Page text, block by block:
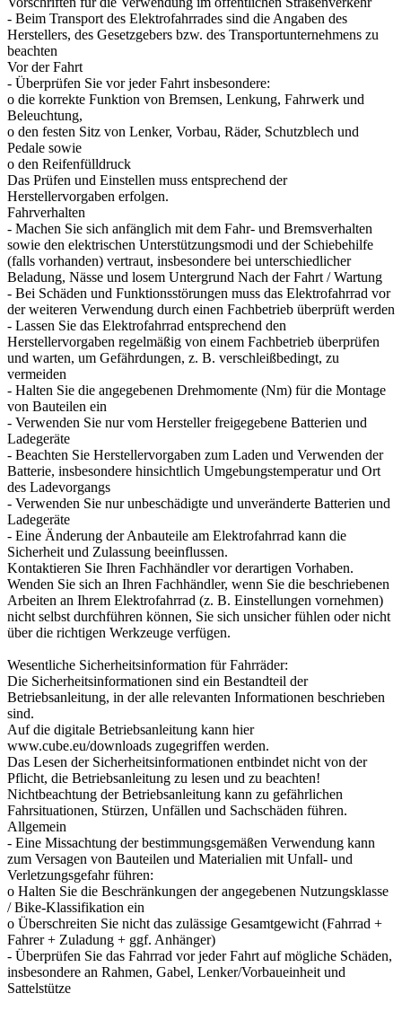
- Beim Transport des Elektrofahrrades sind die Angaben des
Herstellers, des Gesetzgebers bzw. des Transportunternehmens zu
beachten
Vor der Fahrt
- Überprüfen Sie vor jeder Fahrt insbesondere:
o die korrekte Funktion von Bremsen, Lenkung, Fahrwerk und
Beleuchtung,
o den festen Sitz von Lenker, Vorbau, Räder, Schutzblech und
Pedale sowie
o den Reifenfülldruck
Das Prüfen und Einstellen muss entsprechend der
Herstellervorgaben erfolgen.
Fahrverhalten
- Machen Sie sich anfänglich mit dem Fahr- und Bremsverhalten
sowie den elektrischen Unterstützungsmodi und der Schiebehilfe
(falls vorhanden) vertraut, insbesondere bei unterschiedlicher
Beladung, Nässe und losem Untergrund Nach der Fahrt / Wartung
- Bei Schäden und Funktionsstörungen muss das Elektrofahrrad vor
der weiteren Verwendung durch einen Fachbetrieb überprüft werden
- Lassen Sie das Elektrofahrrad entsprechend den
Herstellervorgaben regelmäßig von einem Fachbetrieb überprüfen
und warten, um Gefährdungen, z. B. verschleißbedingt, zu
vermeiden
- Halten Sie die angegebenen Drehmomente (Nm) für die Montage
von Bauteilen ein
- Verwenden Sie nur vom Hersteller freigegebene Batterien und
Ladegeräte
- Beachten Sie Herstellervorgaben zum Laden und Verwenden der
Batterie, insbesondere hinsichtlich Umgebungstemperatur und Ort
des Ladevorgangs
- Verwenden Sie nur unbeschädigte und unveränderte Batterien und
Ladegeräte
- Eine Änderung der Anbauteile am Elektrofahrrad kann die
Sicherheit und Zulassung beeinflussen.
Kontaktieren Sie Ihren Fachhändler vor derartigen Vorhaben.
Wenden Sie sich an Ihren Fachhändler, wenn Sie die beschriebenen
Arbeiten an Ihrem Elektrofahrrad (z. B. Einstellungen vornehmen)
nicht selbst durchführen können, Sie sich unsicher fühlen oder nicht
über die richtigen Werkzeuge verfügen.
Wesentliche Sicherheitsinformation für Fahrräder:
Die Sicherheitsinformationen sind ein Bestandteil der
Betriebsanleitung, in der alle relevanten Informationen beschrieben
sind.
Auf die digitale Betriebsanleitung kann hier
www.cube.eu/downloads zugegriffen werden.
Das Lesen der Sicherheitsinformationen entbindet nicht von der
Pflicht, die Betriebsanleitung zu lesen und zu beachten!
Nichtbeachtung der Betriebsanleitung kann zu gefährlichen
Fahrsituationen, Stürzen, Unfällen und Sachschäden führen.
Allgemein
- Eine Missachtung der bestimmungsgemäßen Verwendung kann
zum Versagen von Bauteilen und Materialien mit Unfall- und
Verletzungsgefahr führen:
o Halten Sie die Beschränkungen der angegebenen Nutzungsklasse
/ Bike-Klassifikation ein
o Überschreiten Sie nicht das zulässige Gesamtgewicht (Fahrrad +
Fahrer + Zuladung + ggf. Anhänger)
- Überprüfen Sie das Fahrrad vor jeder Fahrt auf mögliche Schäden,
insbesondere an Rahmen, Gabel, Lenker/Vorbaueinheit und
Sattelstütze